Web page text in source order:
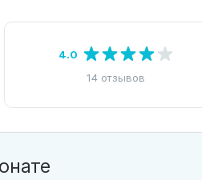
4.0
14 отзывов